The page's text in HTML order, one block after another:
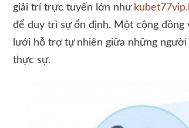
giải trí trực tuyến lớn như
để duy trì sự ổn định. Một cộng đồng
lưới hỗ trợ tự nhiên giữa những
thực sự.